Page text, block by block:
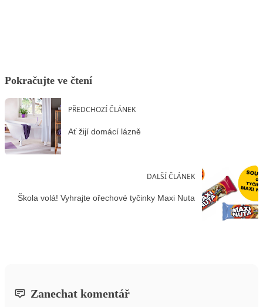
Pokračujte ve čtení
PŘEDCHOZÍ ČLÁNEK
Ať žijí domácí lázně
DALŠÍ ČLÁNEK
Škola volá! Vyhrajte ořechové tyčinky Maxi Nuta
Zanechat komentář